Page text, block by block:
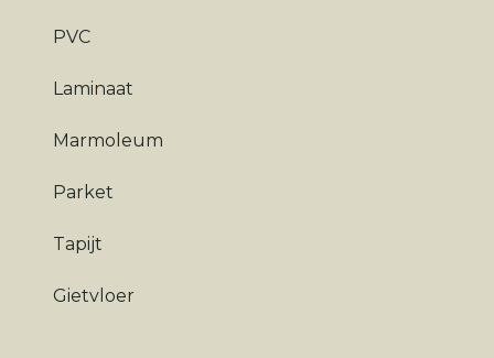
PVC
Laminaat
Marmoleum
Parket
Tapijt
Gietvloer